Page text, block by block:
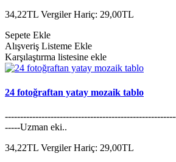
34,22TL Vergiler Hariç: 29,00TL
Sepete Ekle
Alışveriş Listeme Ekle
Karşılaştırma listesine ekle
24 fotoğraftan yatay mozaik tablo
-----Uzman eki..
34,22TL Vergiler Hariç: 29,00TL